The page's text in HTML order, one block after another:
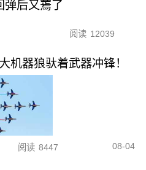
弹后又蔫了
阅读 12039
机器狼驮着武器冲锋！
阅读 8447 08-04